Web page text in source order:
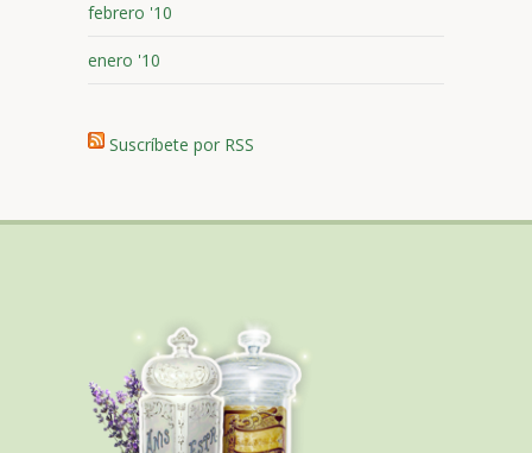
febrero '10
enero '10
Suscríbete por RSS